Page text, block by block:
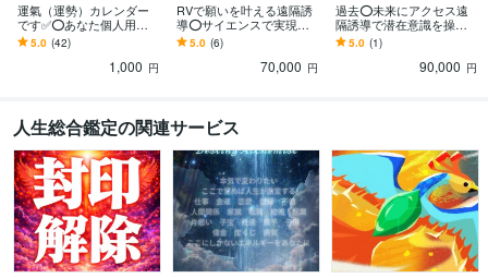
運氣（運勢）カレンダー
です✅⭕あなた個人用。
ます ❤️大事な事は良き日
を！悪い日を選ぶとトラ
ブルが付きまとう✅
5.0 (42)
1,000 円
RVで願いを叶える遠隔誘
導⭕サイエンスで実現ま
す ❤️強力に復縁を叶えた
り・欲しい物、人を潜在
5.0 (6)
70,000 円
過去⭕未来にアクセス遠
隔誘導で潜在意識を操作
ます ❤️RV・リモート・イ
ンフルエンス⭕ユアセル
5.0 (1)
90,000 円
人生総合鑑定の関連サービス